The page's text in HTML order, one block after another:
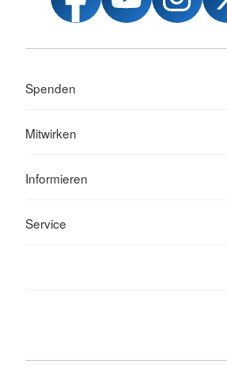
Spenden
Mitwirken
Informieren
Service